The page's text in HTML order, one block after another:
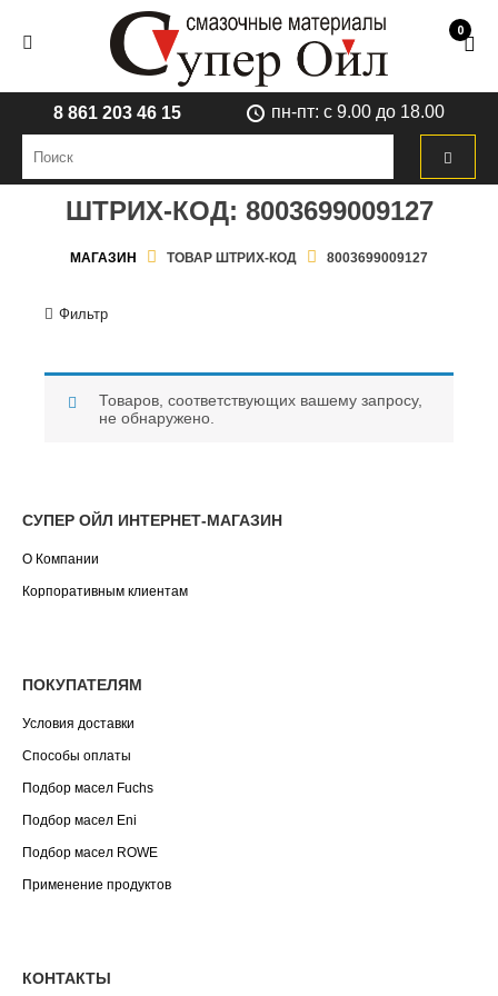
0
8 861 203 46 15 пн-пт: с 9.00 до 18.00
ШТРИХ-КОД: 8003699009127
МАГАЗИН ТОВАР ШТРИХ-КОД 8003699009127
Фильтр
Товаров, соответствующих вашему запросу,
не обнаружено.
СУПЕР ОЙЛ ИНТЕРНЕТ-МАГАЗИН
О Компании
Корпоративным клиентам
ПОКУПАТЕЛЯМ
Условия доставки
Способы оплаты
Подбор масел Fuchs
Подбор масел Eni
Подбор масел ROWE
Применение продуктов
КОНТАКТЫ